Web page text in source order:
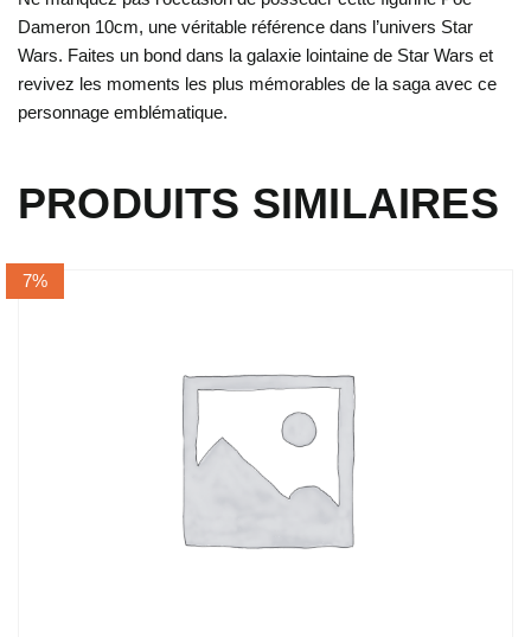
Dameron 10cm, une véritable référence dans l’univers Star
Wars. Faites un bond dans la galaxie lointaine de Star Wars et
revivez les moments les plus mémorables de la saga avec ce
personnage emblématique.
PRODUITS SIMILAIRES
7%